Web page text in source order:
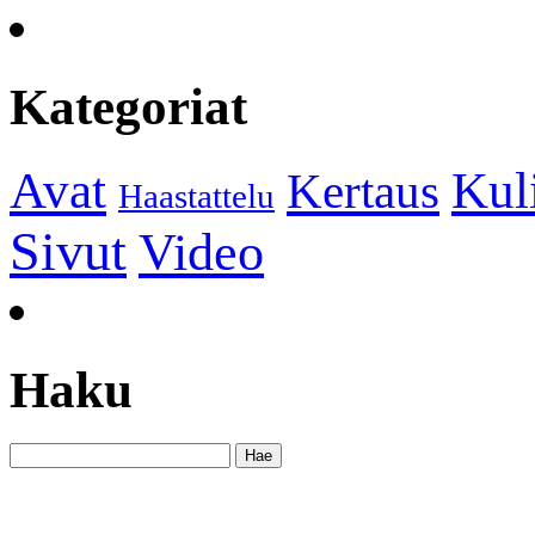
Kategoriat
Avat Haastattelu Kertaus
Sivut Video
Haku